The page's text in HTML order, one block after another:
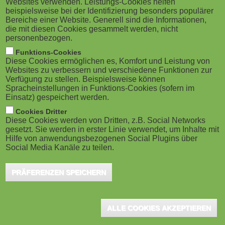
M
o
b
i
l
e
)
g
a
o
n
Marlow (UK), November 2023 - ECI-backed, SaaS HR
provider Ciphr has appointed Andrew Stevens as its
new chief technology officer (CTO). He will lead all
technical activities for the group, with immediate effect.
Stevens has over 25 years of experience in software
engineering, including a strong technical background
in greenfield development and deployment, critical
systems, platform innovation, infrastructure
management software and smart sensor automation for deskless
workers, where he served as CTO for nearly three years.
Websites verwenden. Leistungs-Cookies helfen
beispielsweise bei der Identifizierung besonders populärer
Bereiche einer Website. Generell sind die Informationen,
die mit diesen Cookies gesammelt werden, nicht
personenbezogen.
Funktions-Cookies
Diese Cookies ermöglichen es, Komfort und Leistung von
Websites zu verbessern und verschiedene Funktionen zur
Verfügung zu stellen. Beispielsweise können
Spracheinstellungen in Funktions-Cookies (sofern im
Einsatz) gespeichert werden.
Cookies Dritter
Diese Cookies werden von Dritten, z.B. Social Networks
gesetzt. Sie werden in erster Linie verwendet, um Inhalte mit
Hilfe von anwendungsbezogenen Social Plugins über
Social Media Kanäle zu teilen.
PRÄFERENZEN SPEICHERN
ALLE COOKIES AKZEPTIEREN